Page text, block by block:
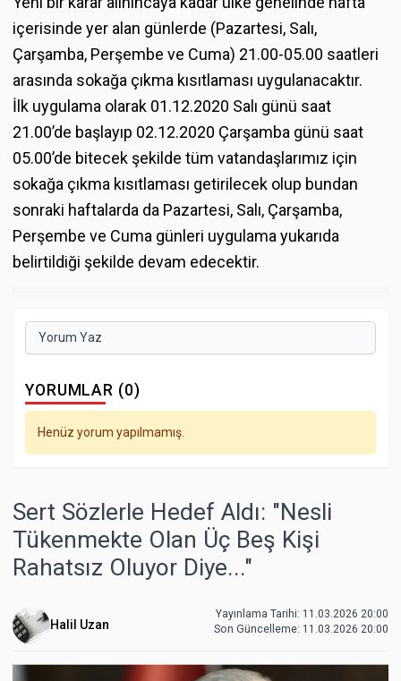
içerisinde yer alan günlerde (Pazartesi, Salı,
Çarşamba, Perşembe ve Cuma) 21.00­-05.00 saatleri
arasında sokağa çıkma kısıtlaması uygulanacaktır.
İlk uygulama olarak 01.12.2020 Salı günü saat
21.00’de başlayıp 02.12.2020 Çarşamba günü saat
05.00’de bitecek şekilde tüm vatandaşlarımız için
sokağa çıkma kısıtlaması getirilecek olup bundan
sonraki haftalarda da Pazartesi, Salı, Çarşamba,
Perşembe ve Cuma günleri uygulama yukarıda
belirtildiği şekilde devam edecektir.
Yorum Yaz
YORUMLAR (0)
Henüz yorum yapılmamış.
Sert Sözlerle Hedef Aldı: "Nesli
Tükenmekte Olan Üç Beş Kişi
Rahatsız Oluyor Diye..."
Halil Uzan
Yayınlama Tarihi: 11.03.2026 20:00
Son Güncelleme: 11.03.2026 20:00